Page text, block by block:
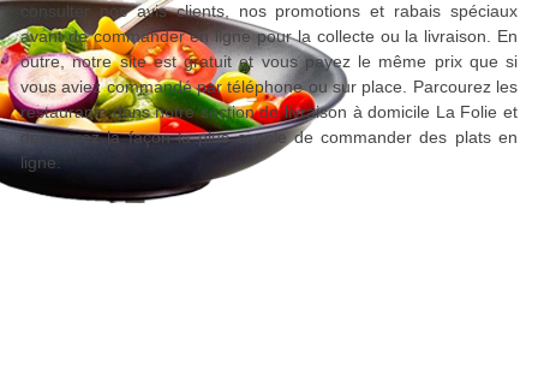
consulter nos avis clients, nos promotions et rabais spéciaux
avant de commander en ligne pour la collecte ou la livraison. En
outre, notre site est gratuit et vous payez le même prix que si
vous aviez commandé par téléphone ou sur place. Parcourez les
restaurants dans notre section de livraison à domicile La Folie et
découvrez la façon la plus simple de commander des plats en
ligne.